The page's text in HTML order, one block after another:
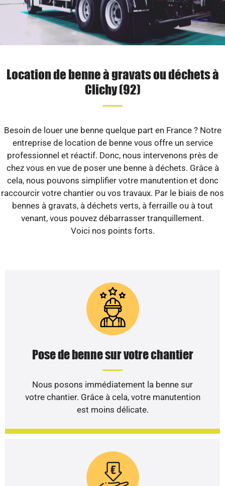
Location de benne à gravats ou déchets à
Clichy (92)
Besoin de louer une benne quelque part en France ? Notre
entreprise de location de benne vous offre un service
professionnel et réactif. Donc, nous intervenons près de
chez vous en vue de poser une benne à déchets. Grâce à
cela, nous pouvons simplifier votre manutention et donc
raccourcir votre chantier ou vos travaux. Par le biais de nos
bennes à gravats, à déchets verts, à ferraille ou à tout
venant, vous pouvez débarrasser tranquillement.
Voici nos points forts.
Pose de benne sur votre chantier
Nous posons immédiatement la benne sur
votre chantier. Grâce à cela, votre manutention
est moins délicate.